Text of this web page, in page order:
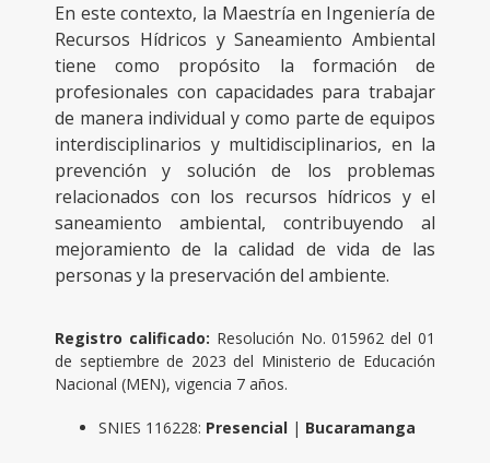
En este contexto, la Maestría en Ingeniería de
Recursos Hídricos y Saneamiento Ambiental
tiene como propósito la formación de
profesionales con capacidades para trabajar
de manera individual y como parte de equipos
interdisciplinarios y multidisciplinarios, en la
prevención y solución de los problemas
relacionados con los recursos hídricos y el
saneamiento ambiental, contribuyendo al
mejoramiento de la calidad de vida de las
personas y la preservación del ambiente.
Registro calificado: Resolución No. 015962 del 01
de septiembre de 2023 del Ministerio de Educación
Nacional (MEN), vigencia 7 años.
SNIES 116228: Presencial | Bucaramanga